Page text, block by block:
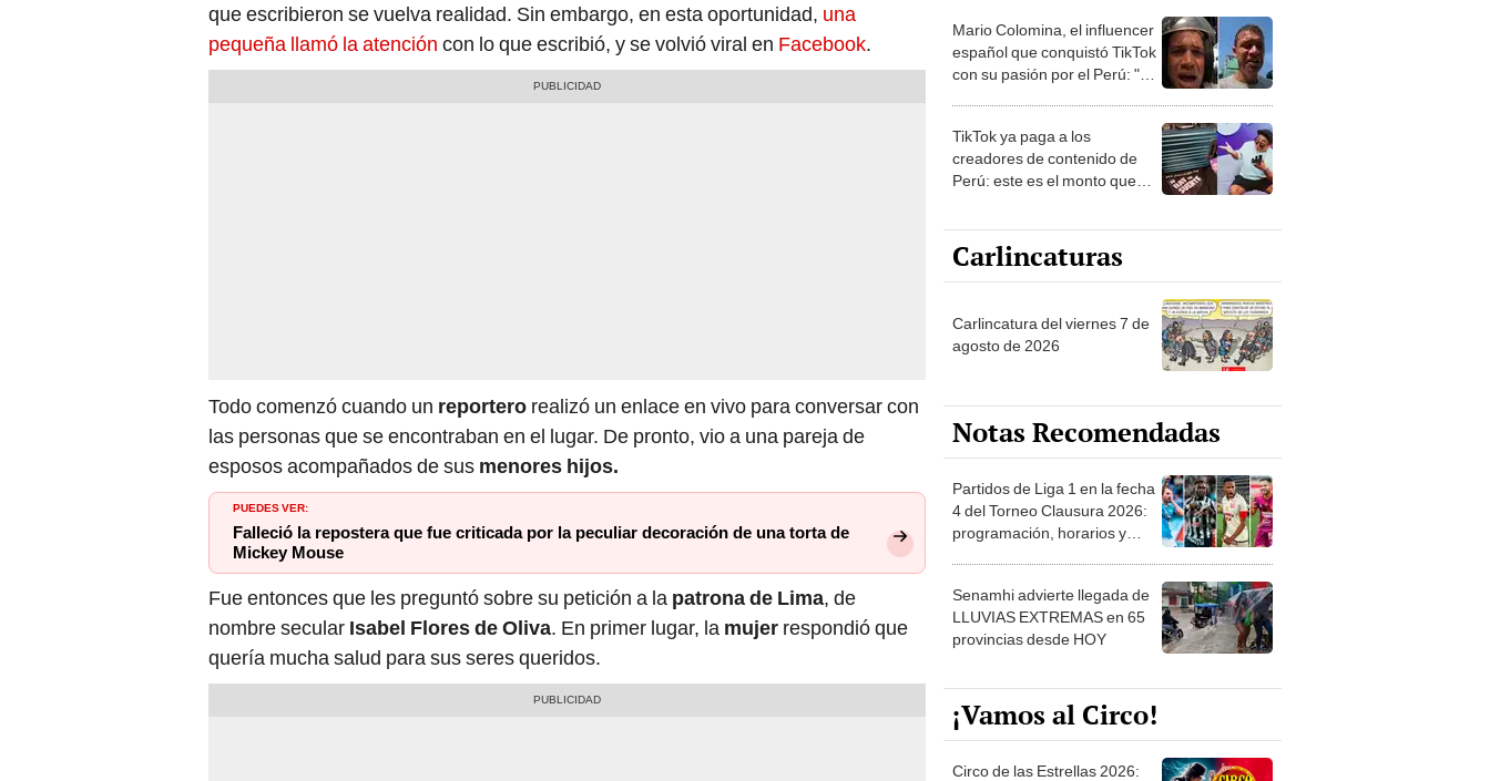
que escribieron se vuelva realidad. Sin embargo, en esta oportunidad, una
pequeña llamó la atención con lo que escribió, y se volvió viral en Facebook.
Todo comenzó cuando un reportero realizó un enlace en vivo para conversar con
las personas que se encontraban en el lugar. De pronto, vio a una pareja de
esposos acompañados de sus menores hijos.
PUEDES VER:
Falleció la repostera que fue criticada por la peculiar decoración de una torta de
Mickey Mouse
Fue entonces que les preguntó sobre su petición a la patrona de Lima, de
nombre secular Isabel Flores de Oliva. En primer lugar, la mujer respondió que
quería mucha salud para sus seres queridos.
Mario Colomina, el influencer
español que conquistó TikTok
con su pasión por el Perú: "Mi
TikTok ya paga a los
creadores de contenido de
Perú: este es el monto que
Carlincaturas
Carlincatura del viernes 7 de
agosto de 2026
Notas Recomendadas
Partidos de Liga 1 en la fecha
4 del Torneo Clausura 2026:
programación, horarios y
Senamhi advierte llegada de
LLUVIAS EXTREMAS en 65
provincias desde HOY
¡Vamos al Circo!
Circo de las Estrellas 2026: